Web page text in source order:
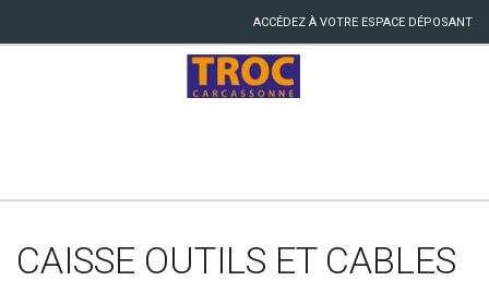
ACCÉDEZ À VOTRE ESPACE DÉPOSANT
CAISSE OUTILS ET CABLES